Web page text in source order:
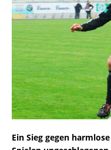
Ein Sieg gegen